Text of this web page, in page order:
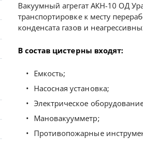
Вакуумный агрегат АКН-10 ОД
транспортировке к месту
конденсата газов и
В состав цистерны входят:
Емкость;
Насосная установка;
Электрическое
Мановакуумметр;
Противопожарные